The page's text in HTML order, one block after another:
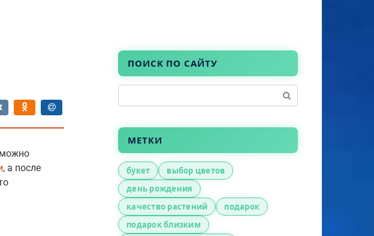
можно
, а после
ПОИСК ПО САЙТУ
МЕТКИ
букет
выбор цветов
день рождения
качество растений
подарок
подарок близким